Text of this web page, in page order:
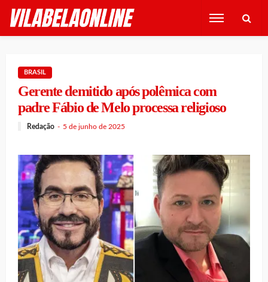
BRASIL
Gerente demitido após polêmica com
padre Fábio de Melo processa religioso
Redação 5 de junho de 2025